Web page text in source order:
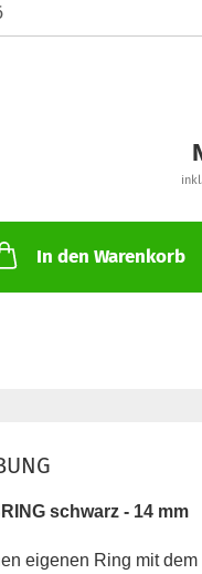
In den Warenkorb
schwarz - 14 mm
eigenen Ring mit